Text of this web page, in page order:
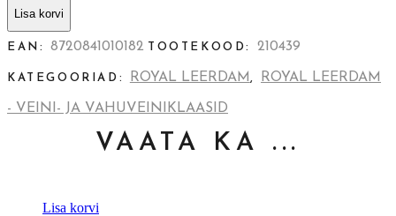
quantity
Lisa korvi
EAN: 8720841010182 TOOTEKOOD: 210439
KATEGOORIAD: ROYAL LEERDAM , ROYAL LEERDAM
- VEINI- JA VAHUVEINIKLAASID
VAATA KA ...
Lisa korvi